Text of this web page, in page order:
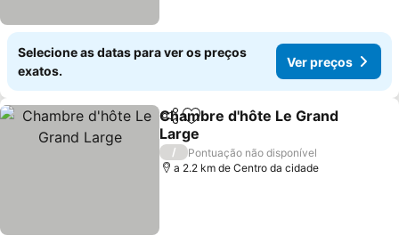
Selecione as datas para ver os preços
exatos.
Ver preços
PartilharAdicionar aos favoritos
Chambre d'hôte Le Grand
Large
Ver preços
/
Pontuação não disponível
a 2.2 km de Centro da cidade